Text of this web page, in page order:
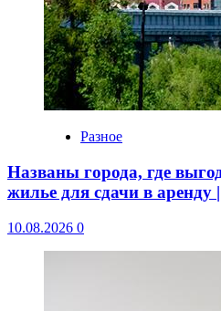
Разное
Названы города, где
жилье для сдачи в
10.08.2026 0